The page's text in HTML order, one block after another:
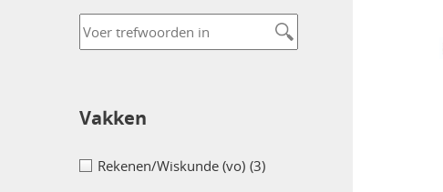
Vakken
Rekenen/Wiskunde (vo) (3)